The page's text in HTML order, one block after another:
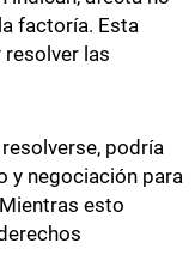
factoría. Esta
las
podría
y negociación para
esto